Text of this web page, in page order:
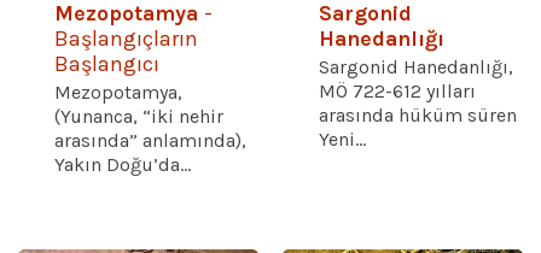
Mezopotamya -
Başlangıçların
Başlangıcı
Mezopotamya,
(Yunanca, “iki nehir
arasında” anlamında),
Yakın Doğu’da...
Sargonid
Hanedanlığı
Sargonid Hanedanlığı,
MÖ 722-612 yılları
arasında hüküm süren
Yeni...